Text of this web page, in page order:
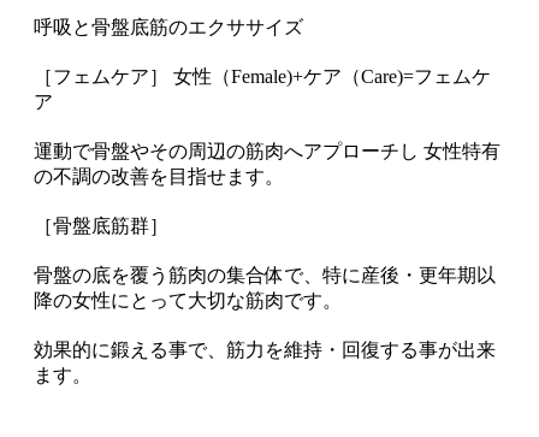
呼吸と骨盤底筋のエクササイズ
［フェムケア］ 女性（Female)+ケア（Care)=フェムケ
ア
運動で骨盤やその周辺の筋肉へアプローチし 女性特有
の不調の改善を目指せます。
［骨盤底筋群］
骨盤の底を覆う筋肉の集合体で、特に産後・更年期以
降の女性にとって大切な筋肉です。
効果的に鍛える事で、筋力を維持・回復する事が出来
ます。